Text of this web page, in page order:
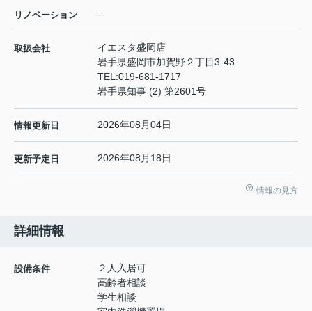
リノベーション --
取扱会社
イエスタ盛岡店
岩手県盛岡市加賀野２丁目3-43
TEL:019-681-1717
岩手県知事 (2) 第2601号
情報更新日 2026年08月04日
更新予定日 2026年08月18日
情報の見方
詳細情報
設備条件
２人入居可
高齢者相談
学生相談